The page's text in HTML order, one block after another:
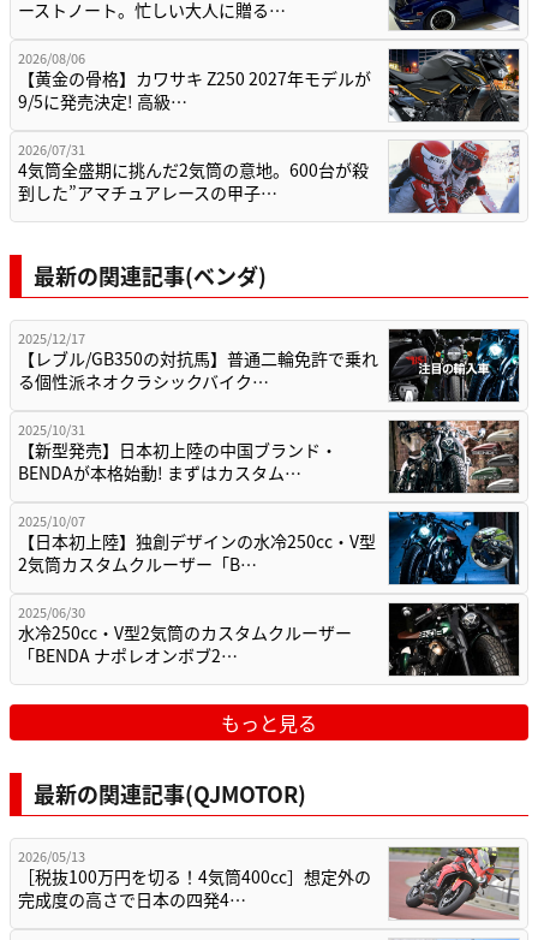
ーストノート。忙しい大人に贈る…
2026/08/06
【黄金の骨格】カワサキ Z250 2027年モデルが
9/5に発売決定! 高級…
2026/07/31
4気筒全盛期に挑んだ2気筒の意地。600台が殺
到した”アマチュアレースの甲子…
最新の関連記事(ベンダ)
2025/12/17
【レブル/GB350の対抗馬】普通二輪免許で乗れ
る個性派ネオクラシックバイク…
2025/10/31
【新型発売】日本初上陸の中国ブランド・
BENDAが本格始動! まずはカスタム…
2025/10/07
【日本初上陸】独創デザインの水冷250cc・V型
2気筒カスタムクルーザー「B…
2025/06/30
水冷250cc・V型2気筒のカスタムクルーザー
「BENDA ナポレオンボブ2…
もっと見る
最新の関連記事(QJMOTOR)
2026/05/13
［税抜100万円を切る！4気筒400cc］想定外の
完成度の高さで日本の四発4…